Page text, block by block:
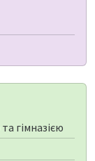
гімназією